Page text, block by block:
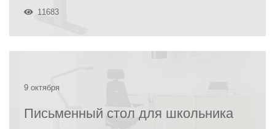
11683
9 октября
Письменный стол для школьника